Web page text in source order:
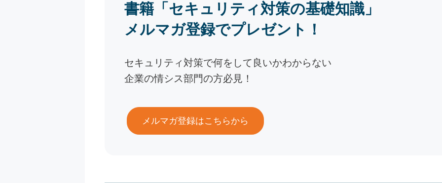
書籍「セキュリティ対策の基礎知識」
メルマガ登録でプレゼント！
セキュリティ対策で何をして良いかわからない
企業の情シス部門の方必見！
メルマガ登録はこちらから